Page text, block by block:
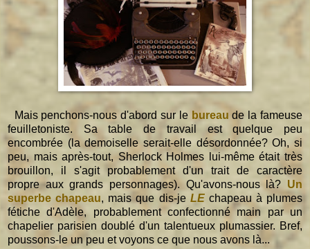
Mais penchons-nous d'abord sur le bureaude la fameuse
feuilletoniste. Sa table de travail est quelque peu
encombrée (la demoiselle serait-elle désordonnée? Oh, si
peu, mais après-tout, Sherlock Holmes lui-même était très
brouillon, il s'agit probablement d'un trait de caractère
propre aux grands personnages). Qu'avons-nous là? Un
superbe chapeau, mais que dis-je LEchapeau à plumes
fétiche d'Adèle, probablement confectionné main par un
chapelier parisien doublé d'un talentueux plumassier. Bref,
poussons-le un peu et voyons ce que nous avons là...